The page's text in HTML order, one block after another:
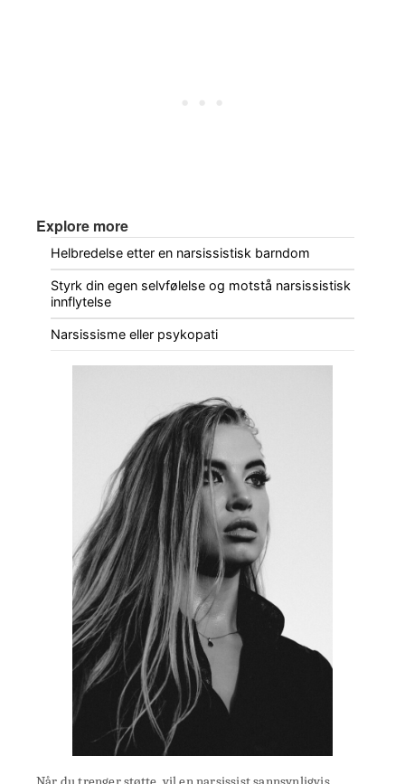
Explore more
Helbredelse etter en narsissistisk barndom
Styrk din egen selvfølelse og motstå narsissistisk
innflytelse
Narsissisme eller psykopati